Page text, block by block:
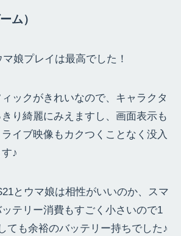
ム）
娘プレイは最高でした！
ックがきれいなので、キャラクタ
り綺麗にみえますし、画面表示も
イブ映像もカクつくことなく没入
♪
とウマ娘は相性がいいのか、スマ
テリー消費もすごく小さいので1
ても余裕のバッテリー持ちでした♪